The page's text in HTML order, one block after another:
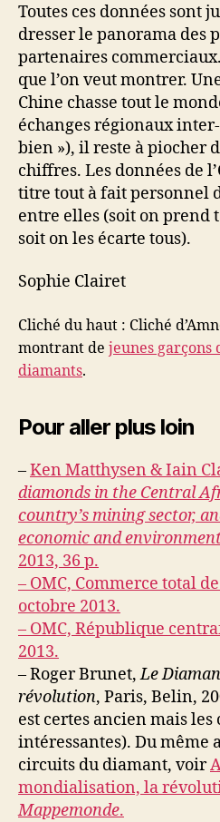
Toutes ces données sont
dresser le panorama des
partenaires
que l’on veut montrer.
Chine chasse tout le
échanges régionaux
bien »), il reste à piocher
chiffres. Les données de
titre tout à fait personnel
entre elles (soit on prend
soit on les écarte tous).
Sophie Clairet
Cliché du haut : Cliché
montrant de jeunes garçons
diamants.
Pour aller plus loin
–Ken Matthysen & Iain
diamonds in the Central
country’s mining sector,
economic and
2013, 36 p.
– OMC, Commerce total
octobre 2013.
– OMC, République
2013.
– Roger Brunet,Le
révolution, Paris, Belin,
est certes ancien mais
intéressantes). Du même
circuits du diamant, voir
mondialisation, la
Mappemonde.